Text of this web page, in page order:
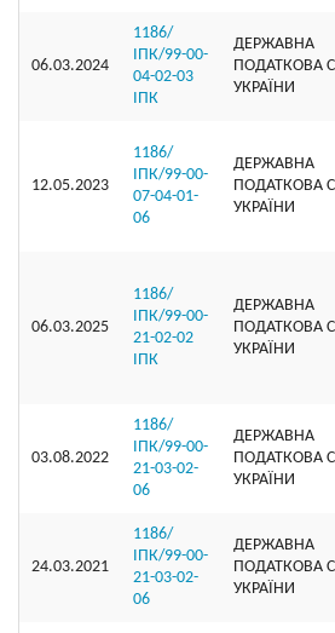
06.03.2024
1186/
ІПК/99-00-
04-02-03
ІПК
ДЕРЖАВНА
ПОДАТКОВА
УКРАЇНИ
12.05.2023
1186/
ІПК/99-00-
07-04-01-
06
ДЕРЖАВНА
ПОДАТКОВА
УКРАЇНИ
06.03.2025
1186/
ІПК/99-00-
21-02-02
ІПК
ДЕРЖАВНА
ПОДАТКОВА
УКРАЇНИ
03.08.2022
1186/
ІПК/99-00-
21-03-02-
06
ДЕРЖАВНА
ПОДАТКОВА
УКРАЇНИ
24.03.2021
1186/
ІПК/99-00-
21-03-02-
06
ДЕРЖАВНА
ПОДАТКОВА
УКРАЇНИ